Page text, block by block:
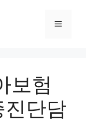
메
보험
진단담